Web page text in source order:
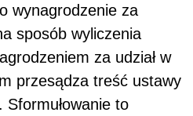
wynagrodzenie za
sposób wyliczenia
za udział w
przesądza treść ustawy
to